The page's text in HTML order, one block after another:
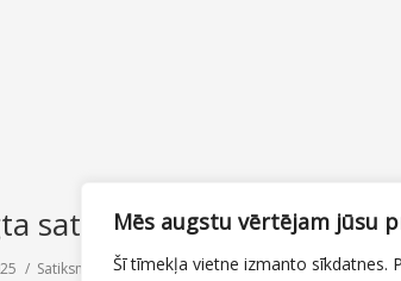
Mēs augstu vērtējam jūsu
Šī tīmekļa vietne izmanto sīkdatnes.
satiksme Vārpu ielā
Satiksmes ierobežojumi,Svētku nodrošinājums